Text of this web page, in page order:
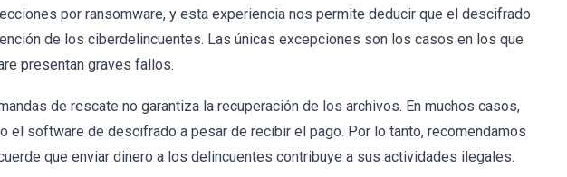
por ransomware, y esta experiencia nos permite deducir que el descifrado
de los ciberdelincuentes. Las únicas excepciones son los casos en los que
presentan graves fallos.
de rescate no garantiza la recuperación de los archivos. En muchos casos,
el software de descifrado a pesar de recibir el pago. Por lo tanto, recomendamos
que enviar dinero a los delincuentes contribuye a sus actividades ilegales.